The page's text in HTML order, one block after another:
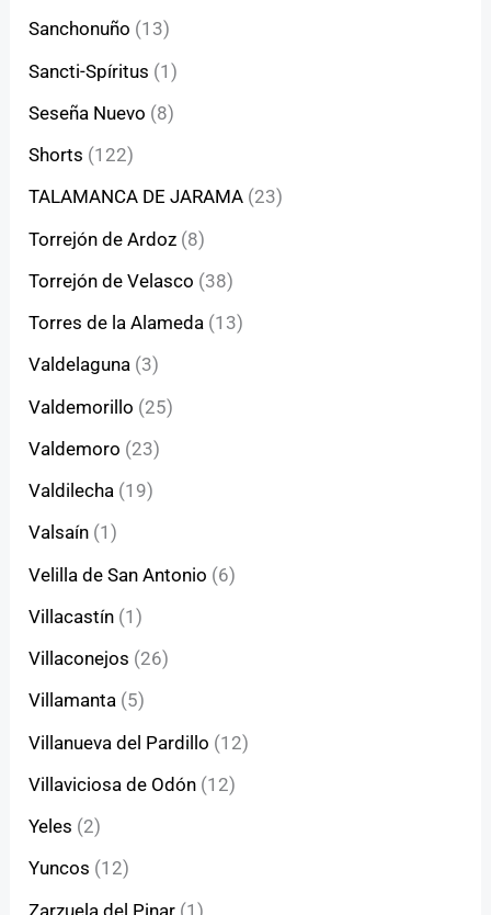
Sanchonuño (13)
Sancti-Spíritus (1)
Seseña Nuevo (8)
Shorts (122)
TALAMANCA DE JARAMA (23)
Torrejón de Ardoz (8)
Torrejón de Velasco (38)
Torres de la Alameda (13)
Valdelaguna (3)
Valdemorillo (25)
Valdemoro (23)
Valdilecha (19)
Valsaín (1)
Velilla de San Antonio (6)
Villacastín (1)
Villaconejos (26)
Villamanta (5)
Villanueva del Pardillo (12)
Villaviciosa de Odón (12)
Yeles (2)
Yuncos (12)
Zarzuela del Pinar (1)